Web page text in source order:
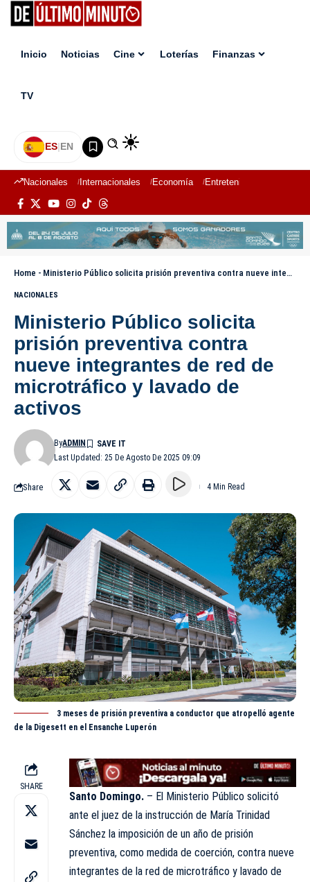
Inicio Noticias Cine Loterías Finanzas
TV
ES|EN
Nacionales Internacionales Economía Entretenimiento
Home - Ministerio Público solicita prisión preventiva contra nueve integrantes de red de microtráfico y lavado de activos
NACIONALES
Ministerio Público solicita
prisión preventiva contra
nueve integrantes de red de
microtráfico y lavado de
activos
Last Updated: 25 De Agosto De 2025 09:09
ByADMIN
Share 4 Min Read
3 meses de prisión preventiva a conductor que atropelló agente
de la Digesett en el Ensanche Luperón
SHARE
Santo Domingo. – El Ministerio Público solicitó
ante el juez de la instrucción de María Trinidad
Sánchez la imposición de un año de prisión
preventiva, como medida de coerción, contra nueve
integrantes de la red de microtráfico y lavado de